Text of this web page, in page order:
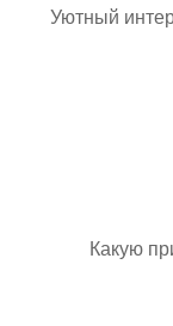
Уютный
Какую